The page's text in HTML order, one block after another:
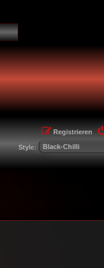
Registrieren
Style: